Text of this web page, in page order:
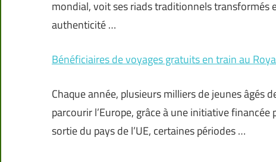
mondial, voit ses riads traditionnels transformés
authenticité …
Bénéficiaires de voyages gratuits en train au
Chaque année, plusieurs milliers de jeunes âgés
parcourir l’Europe, grâce à une initiative
sortie du pays de l’UE, certaines périodes …